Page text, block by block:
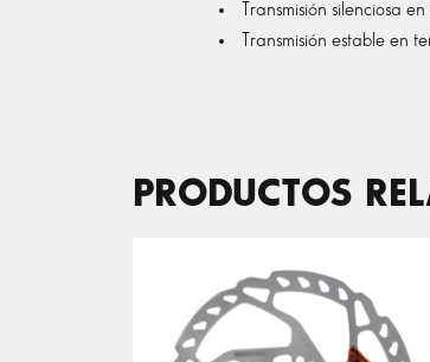
Transmisión silenciosa
Transmisión estable en
PRODUCTOS